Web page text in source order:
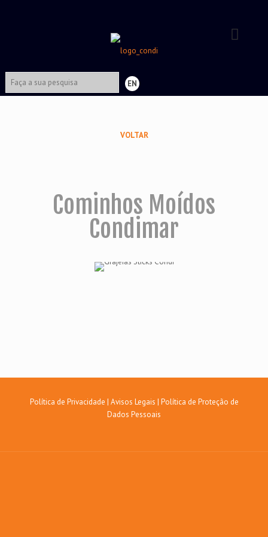
EN
VOLTAR
Cominhos Moídos
Condimar
Política de Privacidade | Avisos Legais | Política de Proteção de
Dados Pessoais